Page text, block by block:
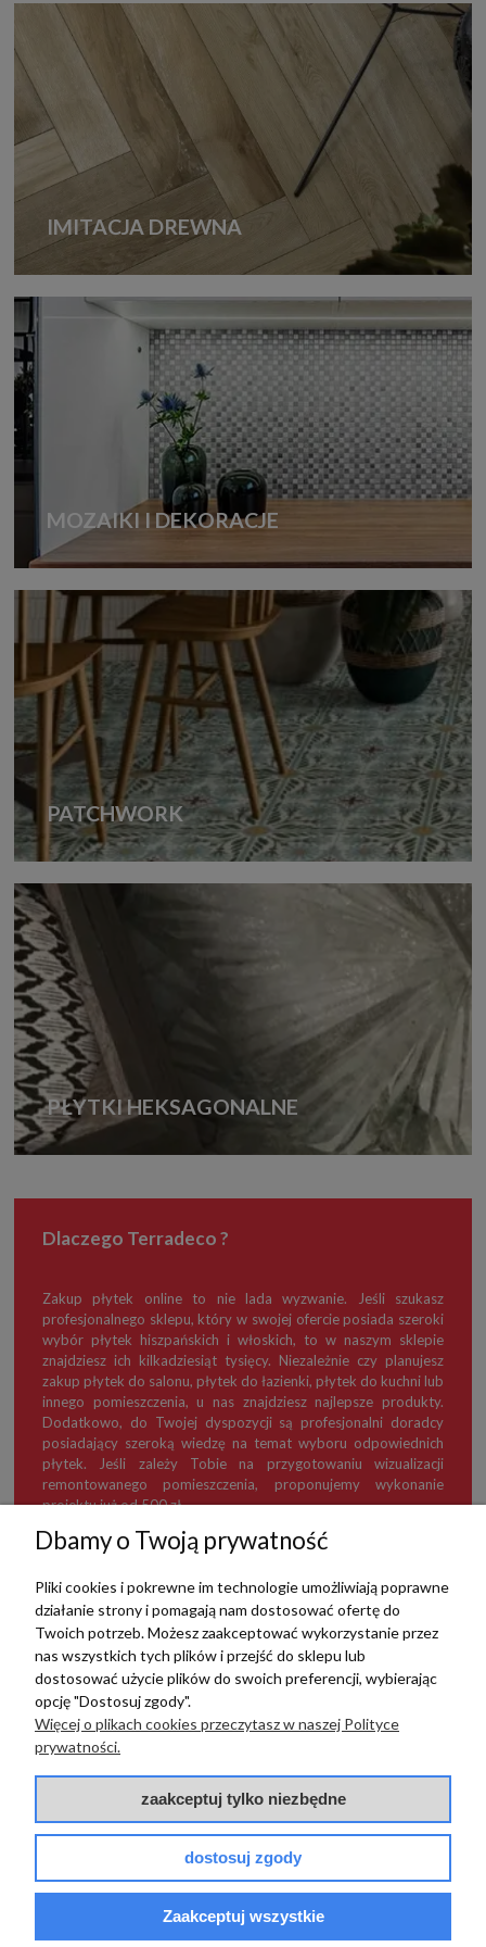
IMITACJA DREWNA
MOZAIKI I DEKORACJE
PATCHWORK
PŁYTKI HEKSAGONALNE
Dlaczego Terradeco ?
Zakup płytek online to nie lada wyzwanie. Jeśli szukasz
profesjonalnego sklepu, który w swojej ofercie posiada szeroki
wybór płytek hiszpańskich i włoskich, to w naszym sklepie
znajdziesz ich kilkadziesiąt tysięcy. Niezależnie czy planujesz
zakup płytek do salonu, płytek do łazienki, płytek do kuchni lub
innego pomieszczenia, u nas znajdziesz najlepsze produkty.
Dodatkowo, do Twojej dyspozycji są profesjonalni doradcy
posiadający szeroką wiedzę na temat wyboru odpowiednich
płytek. Jeśli zależy Tobie na przygotowaniu wizualizacji
remontowanego pomieszczenia, proponujemy wykonanie
projektu już od 500 zł.
TERRADECO
BAZA WIEDZY
PŁATNOŚCI I DOSTAWA
© 2017 - 2025 | terradeco.com.pl code and analytics: terradeco
Dbamy o Twoją prywatność
Pliki cookies i pokrewne im technologie umożliwiają poprawne
działanie strony i pomagają nam dostosować ofertę do
Twoich potrzeb. Możesz zaakceptować wykorzystanie przez
nas wszystkich tych plików i przejść do sklepu lub
dostosować użycie plików do swoich preferencji, wybierając
opcję "Dostosuj zgody".
Więcej o plikach cookies przeczytasz w naszej Polityce
prywatności.
zaakceptuj tylko niezbędne
dostosuj zgody
Zaakceptuj wszystkie